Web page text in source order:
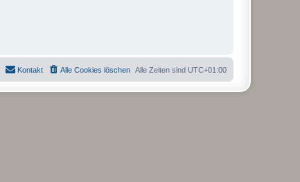
Alle Zeiten sind UTC+01:00
Alle Cookies löschen
Kontakt